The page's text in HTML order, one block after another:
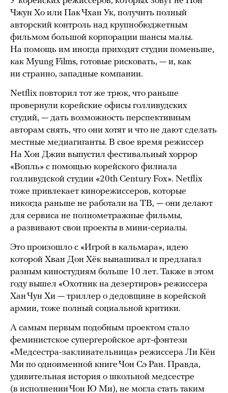
Чжун Хо или Пак Чхан Ук, получить полный
авторский контроль над крупнобюджетным
фильмом большой корпорации шансы малы.
На помощь им иногда приходят студии поменьше,
как Myung Films, готовые рисковать, — и, как
ни странно, западные компании.
Netflix повторил тот же трюк, что раньше
провернули корейские офисы голливудских
студий, — дать возможность перспективным
авторам снять, что они хотят и что не дают сделать
местные медиагиганты. В свое время режиссер
На Хон Джин выпустил фестивальный хоррор
«Вопль» с помощью корейского филиала
голливудской студии «20th Century Fox». Netflix
тоже привлекает кинорежиссеров, которые
никогда раньше не работали на ТВ, — они делают
для сервиса не полнометражные фильмы,
а развивают свои проекты в мини-сериалы.
Это произошло с «Игрой в кальмара», идею
которой Хван Дон Хёк вынашивал и предлагал
разным киностудиям больше 10 лет. Также в этом
году вышел «Охотник на дезертиров» режиссера
Хан Чун Хи — триллер о дедовщине в корейской
армии, тоже полный социальной критики.
А самым первым подобным проектом стало
феминистское супергеройское арт-фэнтези
«Медсестра-заклинательница» режиссера Ли Кён
Ми по одноименной книге Чон Сэ Ран. Правда,
удивительная история о школьной медсестре
(в исполнении Чон Ю Ми), не могла стать таким